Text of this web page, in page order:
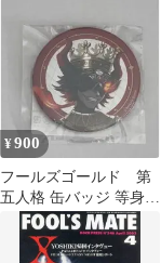
¥900
フールズゴールド 第
五人格 缶バッジ 等身
スイパラ 6周年